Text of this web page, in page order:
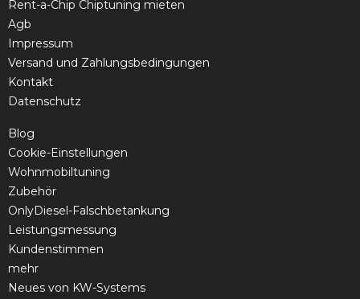
Rent-a-Chip Chiptuning mieten
Agb
Impressum
Versand und Zahlungsbedingungen
Kontakt
Datenschutz
Blog
Cookie-Einstellungen
Wohnmobiltuning
Zubehör
OnlyDiesel-Falschbetankung
Leistungsmessung
Kundenstimmen
mehr
Neues von KW-Systems